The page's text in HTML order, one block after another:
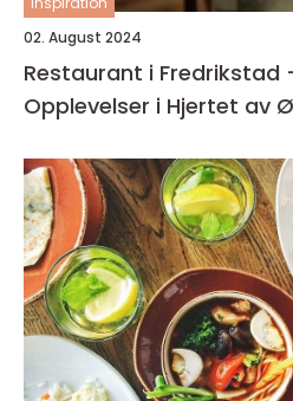
02. August 2024
Restaurant i Fredrikstad
Opplevelser i Hjertet av